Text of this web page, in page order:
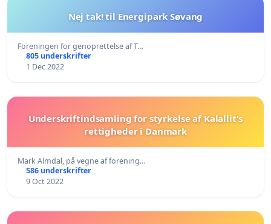
Nej tak! til Energipark Søvang
Foreningen for genoprettelse af T…
805 underskrifter
1 Dec 2022
Underskriftindsamling for styrkelse af Kalallit's
rettigheder i Danmark
Mark Almdal, på vegne af forening…
586 underskrifter
9 Oct 2022